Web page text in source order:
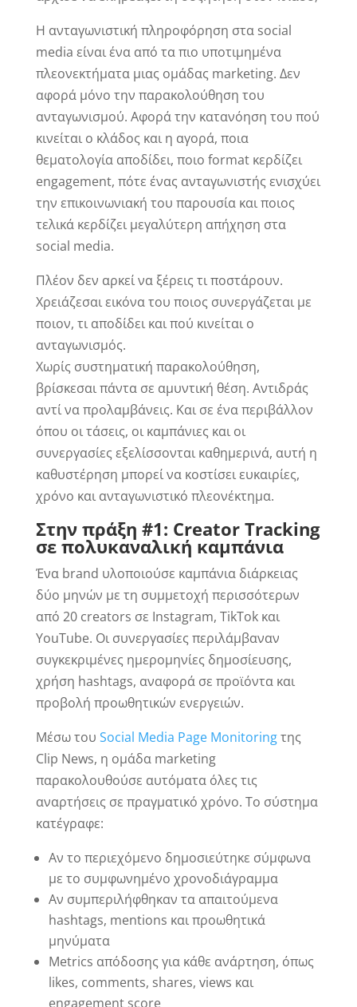
Η ανταγωνιστική πληροφόρηση στα social
media είναι ένα από τα πιο υποτιμημένα
πλεονεκτήματα μιας ομάδας marketing. Δεν
αφορά μόνο την παρακολούθηση του
ανταγωνισμού. Αφορά την κατανόηση του πού
κινείται ο κλάδος και η αγορά, ποια
θεματολογία αποδίδει, ποιο format κερδίζει
engagement, πότε ένας ανταγωνιστής ενισχύει
την επικοινωνιακή του παρουσία και ποιος
τελικά κερδίζει μεγαλύτερη απήχηση στα
social media.
Πλέον δεν αρκεί να ξέρεις τι ποστάρουν.
Χρειάζεσαι εικόνα του ποιος συνεργάζεται με
ποιον, τι αποδίδει και πού κινείται ο
ανταγωνισμός.
Χωρίς συστηματική παρακολούθηση,
βρίσκεσαι πάντα σε αμυντική θέση. Αντιδράς
αντί να προλαμβάνεις. Και σε ένα περιβάλλον
όπου οι τάσεις, οι καμπάνιες και οι
συνεργασίες εξελίσσονται καθημερινά, αυτή η
καθυστέρηση μπορεί να κοστίσει ευκαιρίες,
χρόνο και ανταγωνιστικό πλεονέκτημα.
Στην πράξη #1: Creator Tracking
σε πολυκαναλική καμπάνια
Ένα brand υλοποιούσε καμπάνια διάρκειας
δύο μηνών με τη συμμετοχή περισσότερων
από 20 creators σε Instagram, TikTok και
YouTube. Οι συνεργασίες περιλάμβαναν
συγκεκριμένες ημερομηνίες δημοσίευσης,
χρήση hashtags, αναφορά σε προϊόντα και
προβολή προωθητικών ενεργειών.
Μέσω του Social Media Page Monitoringτης
Clip News, η ομάδα marketing
παρακολουθούσε αυτόματα όλες τις
αναρτήσεις σε πραγματικό χρόνο. Το σύστημα
κατέγραφε:
Αν το περιεχόμενο δημοσιεύτηκε σύμφωνα
με το συμφωνημένο χρονοδιάγραμμα
Αν συμπεριλήφθηκαν τα απαιτούμενα
hashtags, mentions και προωθητικά
μηνύματα
Metrics απόδοσης για κάθε ανάρτηση, όπως
likes, comments, shares, views και
engagement score